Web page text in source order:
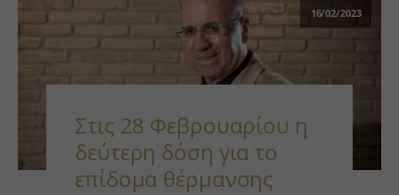
16/02/2023
Στις 28 Φεβρουαρίου η
δεύτερη δόση για το
επίδομα θέρμανσης